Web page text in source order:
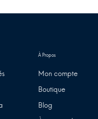
Mon compte
Boutique
Blog